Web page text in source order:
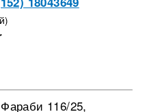
116/25,